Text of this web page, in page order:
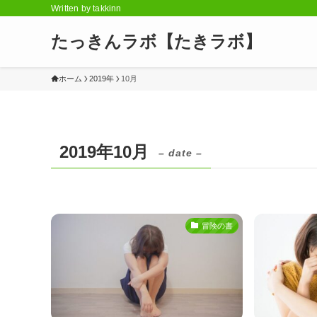
Written by takkinn
たっきんラボ【たきラボ】
ホーム 2019年 10月
2019年10月 – date –
冒険の書